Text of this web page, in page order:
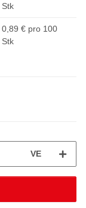
Stk
0,89 € pro 100
Stk
VE